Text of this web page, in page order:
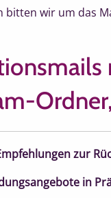
bitten wir um das
zur
in